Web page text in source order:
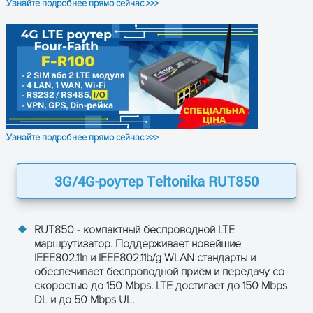
Узнайте подробнее прямо сейчас >>>
Узнайте подробнее прямо сейчас >>>
3G/4G-роутер Тeltonika RUT850
RUT850 - компактный беспроводной LTE
маршрутизатор. Поддерживает новейшие
IEEE802.11n и IEEE802.11b/g WLAN стандарты и
обеспечивает беспроводной приём и передачу со
скоростью до 150 Mbps. LTE достигает до 150 Mbps
DL и до 50 Mbps UL.
ОСТАВЬТЕ ЗАЯВКУ
и получите консультацию
ПОЛУЧИТЬ КОНСУЛЬТАЦИЮ